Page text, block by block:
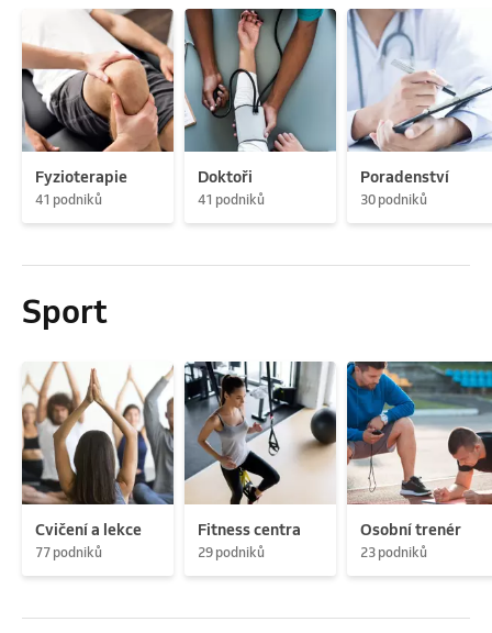
Fyzioterapie
41 podniků
Doktoři
41 podniků
Poradenství
30 podniků
Sport
Cvičení a lekce
77 podniků
Fitness centra
29 podniků
Osobní trenér
23 podniků